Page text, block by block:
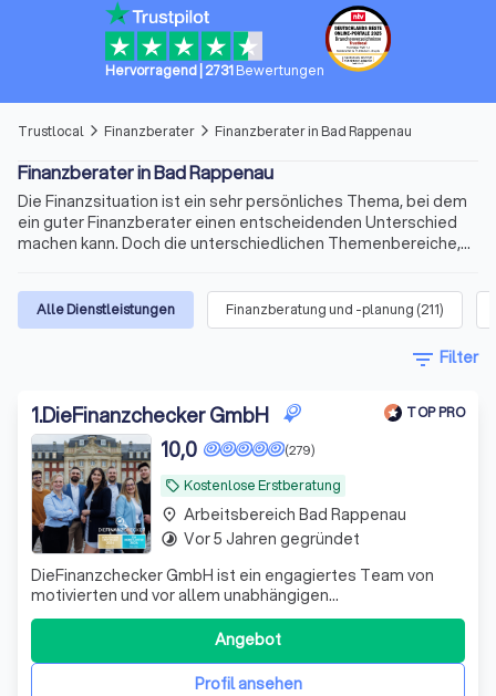
Hervorragend| 2731 Bewertungen
Trustlocal arrow_forward_ios Finanzberater arrow_forward_ios Finanzberater in Bad Rappenau
Finanzberater in Bad Rappenau
Die Finanzsituation ist ein sehr persönliches Thema, bei dem
ein guter Finanzberater einen entscheidenden Unterschied
machen kann. Doch die unterschiedlichen Themenbereiche,
nach dem richtigen Berater schnell kompliziert. Wir bieten
Ihnen für Ihre Finanzen Experten für Versicherungen,
Immobilienfinanzierungen, Geldanlagen, Altersvorsorge und
vieles mehr. Finden Sie jetzt mit Trustlocal den besten
Alle Dienstleistungen Finanzberatung und -planung (211)
filter_list Filter
1.DieFinanzchecker GmbH TOP PRO
local_offer Kostenlose Erstberatung
(279)
10,0
DieFinanzchecker GmbH ist ein engagiertes Team von
motivierten und vor allem unabhängigen
Finanz-/Versicherungsmaklern aus dem Münsterland. Seit
2012 bieten wir unseren Kunden individuelle und
zielorientierte Produkte an, wobei wir den Fokus auf
Transparenz und Verständlichkeit setzen. Wir sind uns
Profil ansehen
Angebot
place Arbeitsbereich Bad Rappenau
timelapse Vor 5 Jahren gegründet